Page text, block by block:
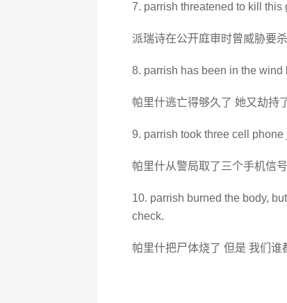
7. parrish threatened to kill this
派瑞诗在公开庭审时曾威胁要
8. parrish has been in the
帕里什逃亡得够久了 她又劫持
9. parrish took three cell
帕里什从警局取了三个手机信
10. parrish burned the body,
check.
帕里什把尸体烧了 但是 我们谁